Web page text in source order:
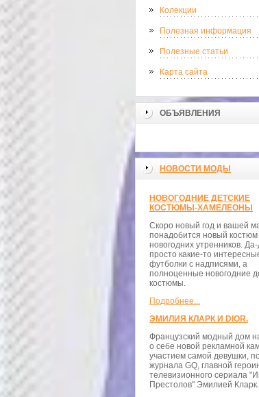
Колекции
Полезная информация
Полезные статьи
Карта сайта
ОБЪЯВЛЕНИЯ
НОВОСТИ МОДЫ
НОВОГОДНИЕ ДЕТСКИЕ
КОСТЮМЫ-ХАМЕЛЕОНЫ
Скоро новый год и вашей
понадобится новый костюм
новогодних утренников.
просто какие-то
футболки с надписями, а
полноценные новогодние
костюмы.
Подробнее...
ЭМИЛИЯ КЛАРК И DIOR.
Французский модный дом
о себе новой рекламной
участием самой девушки,
журнала GQ, главной
телевизионного сериала
Престолов" Эмилией Кларк.